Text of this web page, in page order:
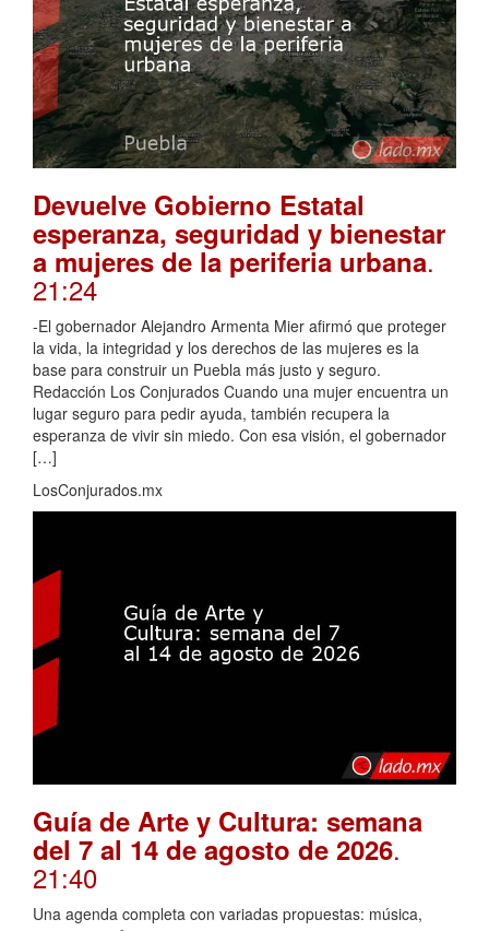
Devuelve Gobierno Estatal
esperanza, seguridad y bienestar
a mujeres de la periferia urbana.
21:24
-El gobernador Alejandro Armenta Mier afirmó que proteger
la vida, la integridad y los derechos de las mujeres es la
base para construir un Puebla más justo y seguro.
Redacción Los Conjurados Cuando una mujer encuentra un
lugar seguro para pedir ayuda, también recupera la
esperanza de vivir sin miedo. Con esa visión, el gobernador
[…]
LosConjurados.mx
Guía de Arte y Cultura: semana
del 7 al 14 de agosto de 2026.
21:40
Una agenda completa con variadas propuestas: música,